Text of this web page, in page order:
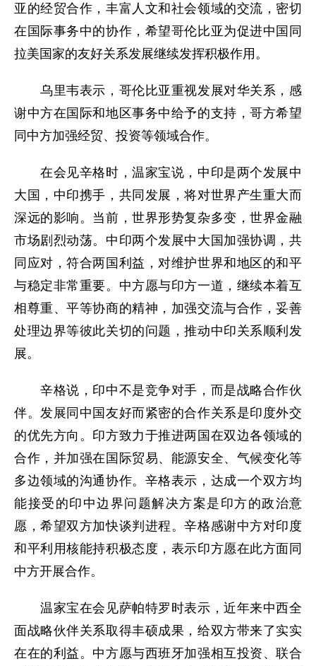
亚的经贸合作，丰富人文和社会领域的交流，密切
在国际事务中的协作，希望哥伦比亚为促进中国同
拉美国家的友好关系发展继续发挥积极作用。
乌里韦表示，哥伦比亚重视发展对华关系，感
谢中方在国际和地区事务中给予的支持，哥方希望
同中方加强经贸、投资等领域合作。
在会见辛格时，温家宝说，中印是两个发展中
大国，中印携手，共同发展，将对世界产生重大而
深远的影响。当前，世界形势复杂多变，世界金融
市场剧烈动荡。中印两个发展中大国加强协调，共
同应对，符合两国利益，对维护世界和地区的和平
与稳定非常重要。中方愿与印方一道，继续本着互
相尊重、平等协商的精神，加强交流与合作，妥善
处理边界等彼此关切的问题，推动中印关系顺利发
展。
辛格说，印中不是竞争对手，而是战略合作伙
伴。发展同中国友好而紧密的合作关系是印度外交
的优先方向。印方致力于推进两国在双边各领域的
合作，并加强在国际贸易、能源安全、气候变化等
多边领域的沟通协作。辛格表示，达成一个双方均
能接受的印中边界问题解决方案是印方的政治意
愿，希望双方加快谈判进程。辛格感谢中方对印度
和平利用核能持积极态度，表示印方愿在此方面同
中方开展合作。
温家宝在会见萨帕特罗时表示，近年来中西全
面战略伙伴关系取得丰硕成果，给双方带来了实实
在在的利益。中方愿与西班牙加强相互投资、联合